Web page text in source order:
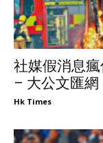
社媒假消息
– 大公文匯網
Hk Times